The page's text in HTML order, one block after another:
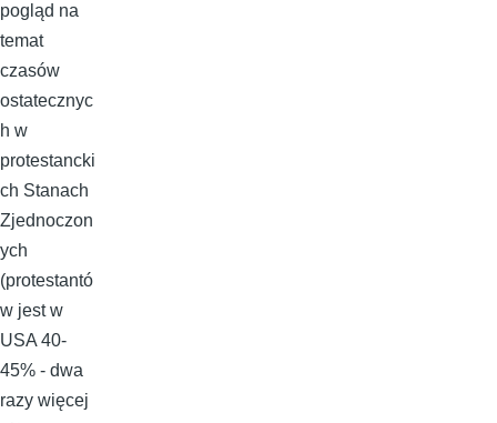
pogląd na
temat
czasów
ostatecznyc
h w
protestancki
ch Stanach
Zjednoczon
ych
(protestantó
w jest w
USA 40-
45% - dwa
razy więcej